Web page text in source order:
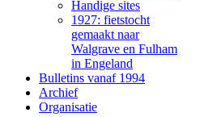
Handige sites
1927: fietstocht
gemaakt naar
Walgrave en Fulham
in Engeland
Bulletins vanaf 1994
Archief
Organisatie